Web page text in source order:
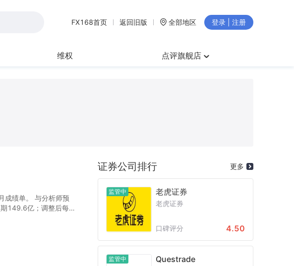
FX168首页 返回旧版 全部地区 登录 | 注册
维权 点评旗舰店
成绩单。 与分析师预
149.6亿；调整后每
者用脚投票也就不难
证券公司排行 更多
监管中 老虎证券
老虎证券
口碑评分 4.50
监管中 Questrade